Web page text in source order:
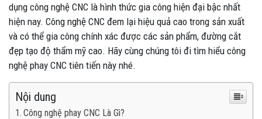
dụng công nghệ CNC là hình thức gia công hiện đại bậc nhất
hiện nay. Công nghệ CNC đem lại hiệu quả cao trong sản xuất
và có thể gia công chính xác được các sản phẩm, đường cắt
đẹp tạo độ thẩm mỹ cao. Hãy cùng chúng tôi đi tìm hiểu công
nghệ phay CNC tiên tiến này nhé.
Nội dung
Công nghệ phay CNC Là Gì?